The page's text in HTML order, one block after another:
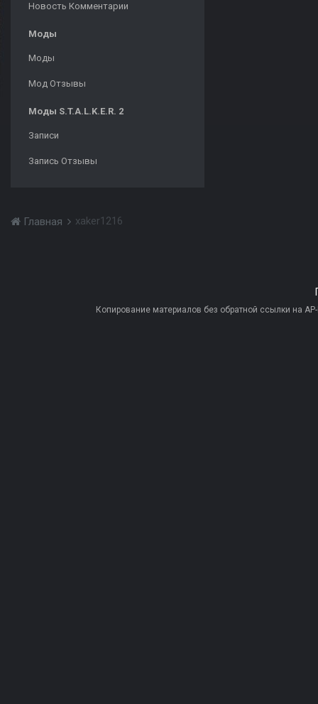
Новость Комментарии
Моды
Моды
Мод Отзывы
Моды S.T.A.L.K.E.R. 2
Записи
Запись Отзывы
Главная xaker1216
Копирование материалов без обратной ссылки на